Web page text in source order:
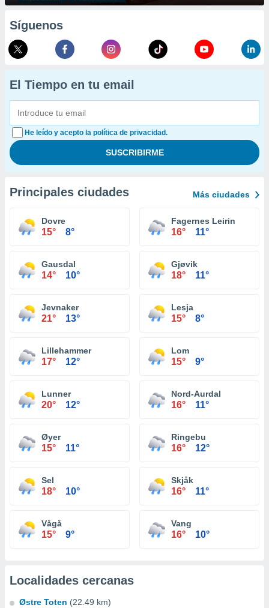
Síguenos
El Tiempo en tu email
He leído y acepto la política de privacidad.
Principales ciudades Más ciudades
Dovre
15° 8°
Fagernes Leirin
16° 11°
Gausdal
14° 10°
Gjøvik
18° 11°
Jevnaker
21° 13°
Lesja
15° 8°
Lillehammer
17° 12°
Lom
15° 9°
Lunner
20° 12°
Nord-Aurdal
16° 11°
Øyer
15° 11°
Ringebu
16° 12°
Sel
18° 10°
Skjåk
16° 11°
Vågå
15° 9°
Vang
16° 10°
Localidades cercanas
Østre Toten (22.49 km)